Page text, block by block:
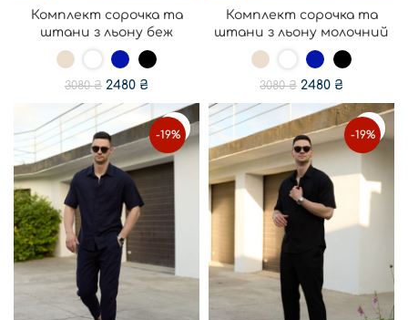
Комплект сорочка та
штани з льону беж
3080₴ 2480 ₴
Комплект сорочка та
штани з льону молочний
3080₴ 2480 ₴
-19% -19%